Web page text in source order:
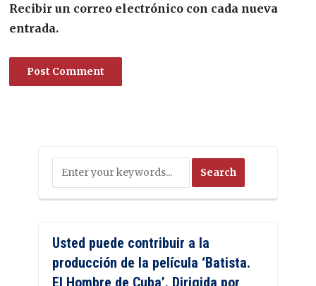
Recibir un correo electrónico con cada nueva
entrada.
Usted puede contribuir a la
producción de la película ‘Batista.
El Hombre de Cuba’. Dirigida por